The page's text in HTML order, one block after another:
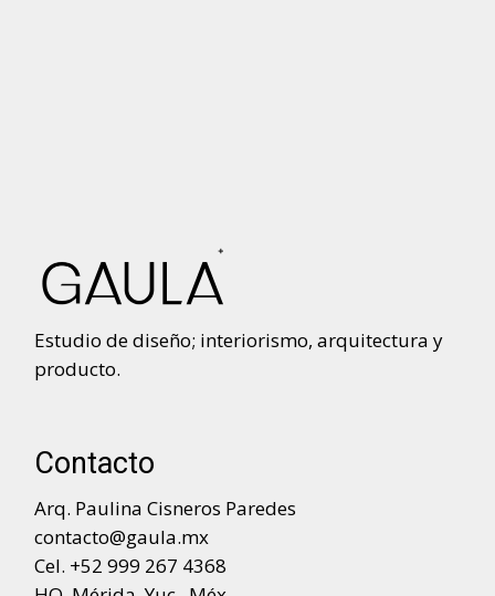
Estudio de diseño; interiorismo, arquitectura y
producto.
Contacto
Arq. Paulina Cisneros Paredes
contacto@gaula.mx
Cel. +52 999 267 4368